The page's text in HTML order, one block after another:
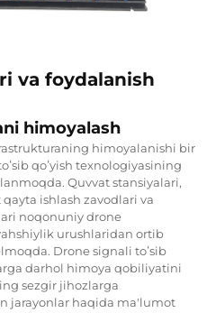
va foydalanish
himoyalash
himoyalanishi bir
qoʻyish texnologiyasining
Quvvat stansiyalari,
ishlash zavodlari va
noqonuniy drone
urushlaridan ortib
Drone signali toʻsib
darhol himoya qobiliyatini
sezgir jihozlarga
jarayonlar haqida ma'lumot